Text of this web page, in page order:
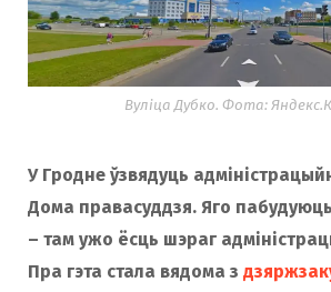
Вуліца Дубко. Фота:
У Гродне ўзвядуць
Дома правасуддзя. Яго
– там ужо ёсць шэраг
Пра гэта стала вядома з